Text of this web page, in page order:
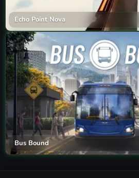
Echo Point Nova
Bus Bound